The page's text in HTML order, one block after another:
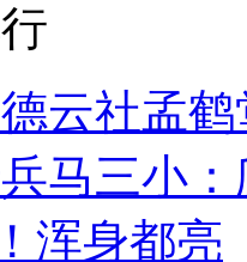
德云社孟
马三小
浑身都亮